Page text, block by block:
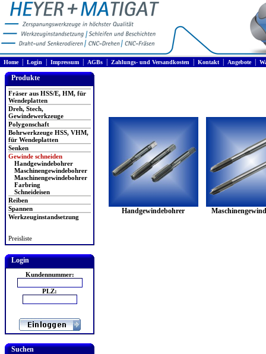
Home| Login Impressum AGBs Zahlungs- und Versandkosten Kontakt| Angebote|
Produkte
Fräser aus HSS/E, HM, für
Wendeplatten
Dreh, Stech,
Gewindewerkzeuge
Polygonschaft
Bohrwerkzeuge HSS, VHM,
für Wendeplatten
Senken
Gewinde schneiden
Handgewindebohrer
Maschinengewindebohrer
Maschinengewindebohrer
Farbring
Schneideisen
Reiben
Spannen
Werkzeuginstandsetzung
Preisliste
Login
Kundennummer:
PLZ:
Suchen
Handgewindebohrer